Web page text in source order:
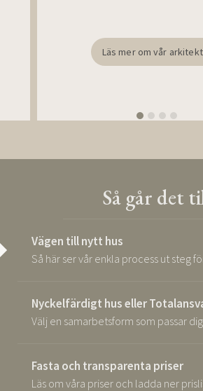
Läs mer om vår
Så går det
Vägen till nytt hus
Så här ser vår enkla process ut steg
Nyckelfärdigt hus eller
Välj en samarbetsform som passar
Fasta och transparenta priser
Läs om våra priser och ladda ner